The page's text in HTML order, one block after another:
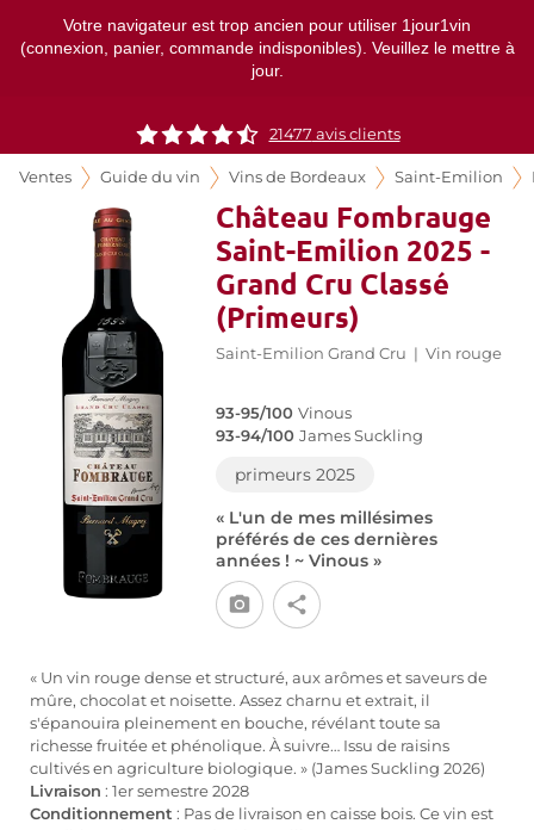
Votre navigateur est trop ancien pour utiliser 1jour1vin
(connexion, panier, commande indisponibles). Veuillez le mettre à
jour.
21477 avis clients
Ventes Guide du vin Vins de Bordeaux Saint-Emilion
Château Fombrauge
Saint-Emilion 2025 -
Grand Cru Classé
(Primeurs)
Saint-Emilion Grand Cru | Vin rouge
93-95/100 Vinous
93-94/100 James Suckling
primeurs 2025
« L'un de mes millésimes
préférés de ces dernières
années ! ~ Vinous »
« Un vin rouge dense et structuré, aux arômes et saveurs de
mûre, chocolat et noisette. Assez charnu et extrait, il
s'épanouira pleinement en bouche, révélant toute sa
richesse fruitée et phénolique. À suivre… Issu de raisins
cultivés en agriculture biologique. » (James Suckling 2026)
Livraison : 1er semestre 2028
Conditionnement : Pas de livraison en caisse bois. Ce vin est